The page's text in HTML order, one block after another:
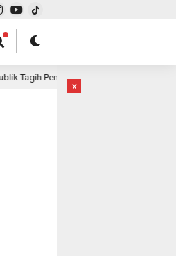
Letak Kerugian yang Diklaim?
x